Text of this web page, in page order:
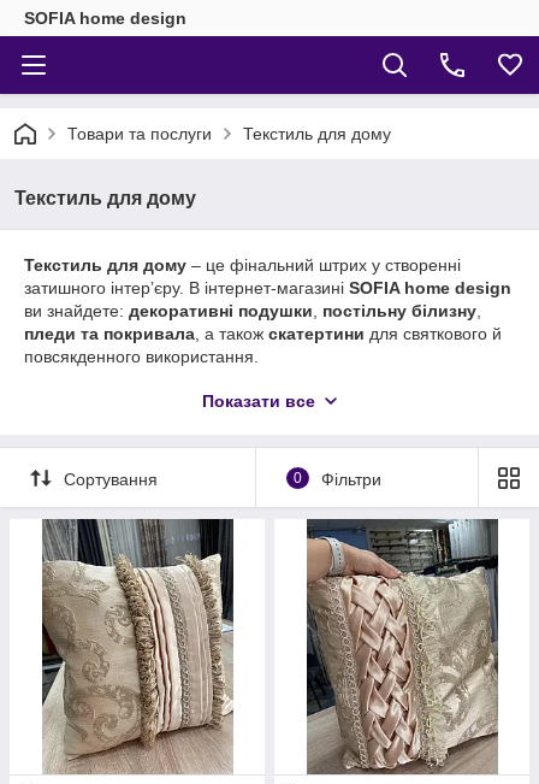
SOFIA home design
Товари та послуги Текстиль для дому
Текстиль для дому
Текстиль для дому – це фінальний штрих у створенні
затишного інтер’єру. В інтернет-магазині SOFIA home design
ви знайдете: декоративні подушки постільну білизну
пледи та покривала , а також скатертини для святкового й
повсякденного використання.
створити індивідуальний стиль у спальні, вітальні, кухні чи
Показати все
Сортування 0 Фільтри